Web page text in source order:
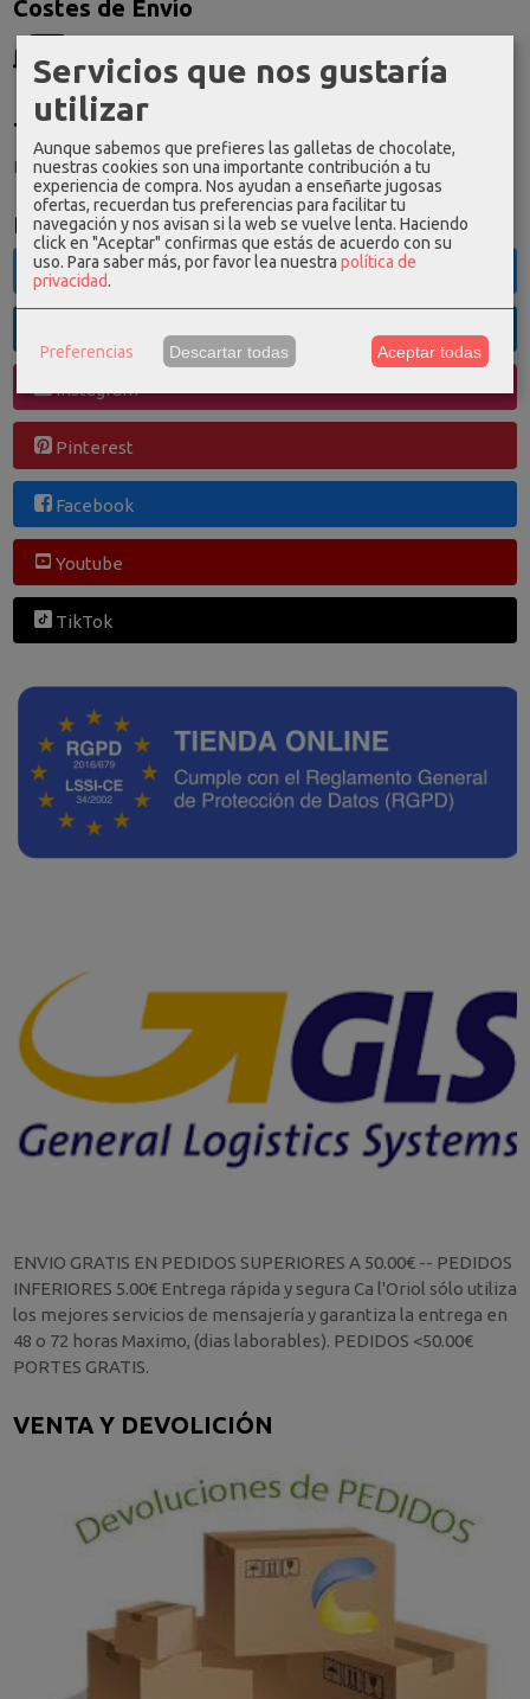
Costes de Envío
Consultar Destinos
Tu Carrito (0)
El carrito de la compra está vacío
Redes Sociales
Twitter
Pinterest
Facebook
Youtube
TikTok
ENVIO GRATIS EN PEDIDOS SUPERIORES A 50.00€ -- PEDIDOS
INFERIORES 5.00€ Entrega rápida y segura Ca l'Oriol sólo utiliza
los mejores servicios de mensajería y garantiza la entrega en
48 o 72 horas Maximo, (dias laborables). PEDIDOS <50.00€
PORTES GRATIS.
VENTA Y DEVOLICIÓN
Servicios que nos gustaría
utilizar
Aunque sabemos que prefieres las galletas de chocolate,
nuestras cookies son una importante contribución a tu
experiencia de compra. Nos ayudan a enseñarte jugosas
ofertas, recuerdan tus preferencias para facilitar tu
navegación y nos avisan si la web se vuelve lenta. Haciendo
click en "Aceptar" confirmas que estás de acuerdo con su
uso. Para saber más, por favor lea nuestra política de
privacidad.
Preferencias Descartar todas Aceptar todas